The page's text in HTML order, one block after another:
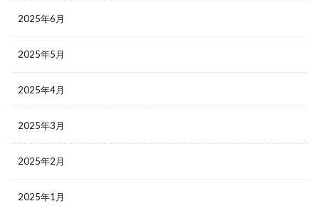
2025年6月
2025年5月
2025年4月
2025年3月
2025年2月
2025年1月